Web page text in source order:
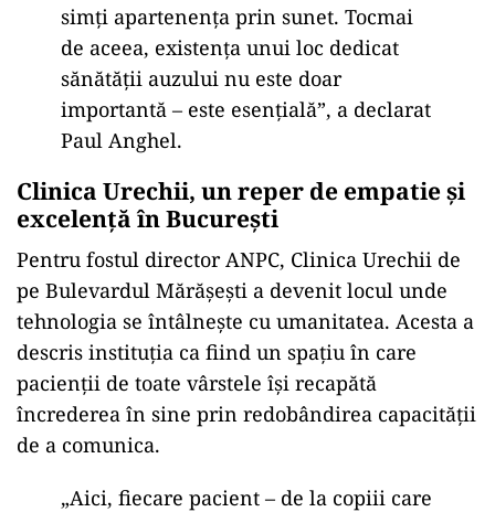
simți apartenența prin sunet. Tocmai
de aceea, existența unui loc dedicat
sănătății auzului nu este doar
importantă – este esențială”, a declarat
Paul Anghel.
Clinica Urechii, un reper de empatie și
excelență în București
Pentru fostul director ANPC, Clinica Urechii de
pe Bulevardul Mărășești a devenit locul unde
tehnologia se întâlnește cu umanitatea. Acesta a
descris instituția ca fiind un spațiu în care
pacienții de toate vârstele își recapătă
încrederea în sine prin redobândirea capacității
de a comunica.
„Aici, fiecare pacient – de la copiii care